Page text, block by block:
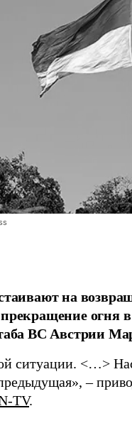
на
огня
ВС Австрии
ситуации. <…>
–
TV.